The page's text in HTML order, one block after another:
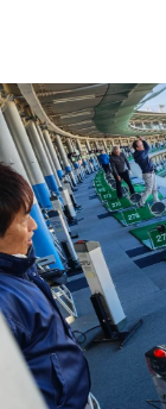
お知らせ
イベント
YouTube
会社情報